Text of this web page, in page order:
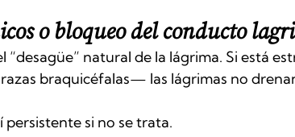
o bloqueo del conducto
“desagüe” natural de la lágrima. Si está
braquicéfalas— las lágrimas no
persistente si no se trata.